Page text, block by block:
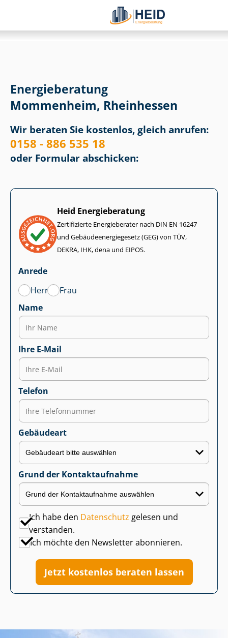
Energieberatung
Mommenheim, Rheinhessen
Wir beraten Sie kostenlos, gleich anrufen:
0158 - 886 535 18
oder Formular abschicken:
Heid Energieberatung
Zertifizierte Energieberater nach DIN EN 16247
und Ge­bäu­de­en­er­gie­ge­setz (GEG) von TÜV,
DEKRA, IHK, dena und EIPOS.
Anrede
Herr
Frau
Name
Ihre E-Mail
Telefon
Gebäudeart
Grund der Kontaktaufnahme
Ich habe den Datenschutz gelesen und
verstanden.
Ich möchte den Newsletter abonnieren.
Jetzt kostenlos beraten lassen